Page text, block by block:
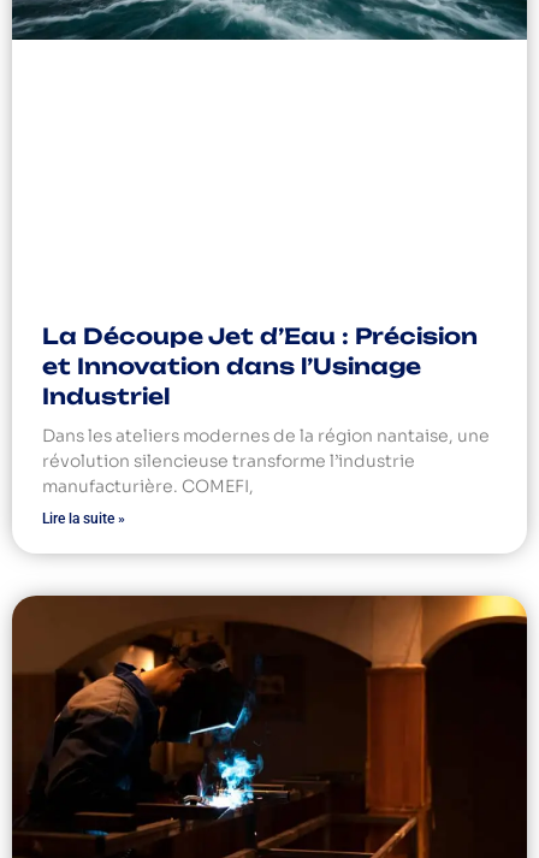
La Découpe Jet d’Eau : Précision
et Innovation dans l’Usinage
Industriel
Dans les ateliers modernes de la région nantaise, une
révolution silencieuse transforme l’industrie
manufacturière. COMEFI,
Lire la suite »